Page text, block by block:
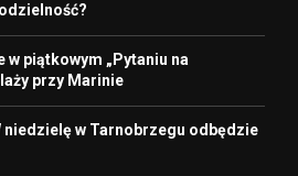
piątkowym „Pytaniu na
przy Marinie
niedzielę w Tarnobrzegu odbędzie